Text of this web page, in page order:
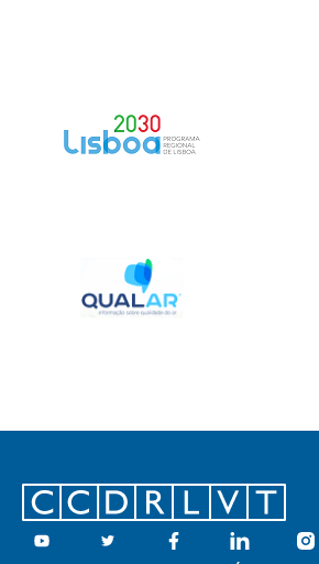
Footer
Youtube Twitter Facebook Linkedin